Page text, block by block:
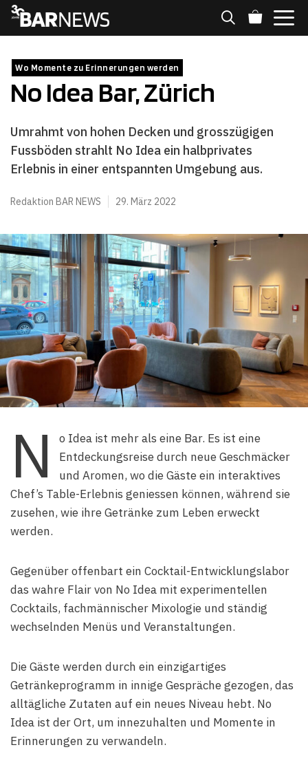
Zum
Inhalt
Wo Momente zu Erinnerungen werden
No Idea Bar, Zürich
Umrahmt von hohen Decken und grosszügigen
Fussböden strahlt No Idea ein halbprivates
Erlebnis in einer entspannten Umgebung aus.
Redaktion BAR NEWS 29. März 2022
N
o Idea ist mehr als eine Bar. Es ist eine
Entdeckungsreise durch neue Geschmäcker
und Aromen, wo die Gäste ein interaktives
Chef’s Table-Erlebnis geniessen können, während sie
zusehen, wie ihre Getränke zum Leben erweckt
werden.
Gegenüber offenbart ein Cocktail-Entwicklungslabor
das wahre Flair von No Idea mit experimentellen
Cocktails, fachmännischer Mixologie und ständig
wechselnden Menüs und Veranstaltungen.
Die Gäste werden durch ein einzigartiges
Getränkeprogramm in innige Gespräche gezogen, das
alltägliche Zutaten auf ein neues Niveau hebt. No
Idea ist der Ort, um innezuhalten und Momente in
Erinnerungen zu verwandeln.